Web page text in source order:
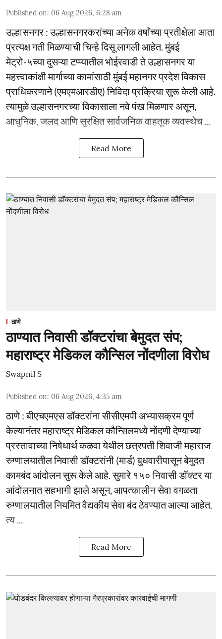
Published on: 06 Aug 2026, 6:28 am
उल्हासनगर : उल्हासनगरकरांच्या अनेक वर्षांच्या प्रतीक्षेला आता
प्रत्यक्ष गती मिळण्याची चिन्हे दिसू लागली आहेत. मुंबई
मेट्रो-५च्या दुसऱ्या टप्प्यातील भोईरवाडी ते उल्हासनगर या
महत्त्वाकांक्षी मार्गाच्या कामांसाठी मुंबई महानगर प्रदेश विकास
प्राधिकरणाने (एमएमआरडीए) निविदा प्रक्रिया सुरू केली आहे.
त्यामुळे उल्हासनगरच्या विकासाला नवे पंख मिळणार असून,
आधुनिक, जलद आणि सुरक्षित सार्वजनिक वाहतूक व्यवस्थेच ...
Read More
ठाणे
ठाण्यात निवासी डॉक्टरांचा बेमुदत संप;
महाराष्ट्र मेडिकल कौन्सिल नोंदणीला विरोध
Swapnil S
Published on: 06 Aug 2026, 4:35 am
ठाणे : बीएचएमएस डॉक्टरांना सीसीएमपी अभ्यासक्रम पूर्ण
केल्यानंतर महाराष्ट्र मेडिकल कौन्सिलमध्ये नोंदणी देण्याच्या
प्रस्तावाच्या निषेधार्थ कळवा येथील छत्रपती शिवाजी महाराज
रुग्णालयातील निवासी डॉक्टरांनी (मार्ड) बुधवारीपासून बेमुदत
कामबंद आंदोलन सुरू केले आहे. सुमारे १५० निवासी डॉक्टर या
आंदोलनात सहभागी झाले असून, आपत्कालीन सेवा वगळता
रुग्णालयातील नियमित वैद्यकीय सेवा बंद ठेवण्यात आल्या आहेत.
त्य ...
Read More